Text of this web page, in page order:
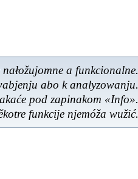
a funkcionalne.
abo k analyzowanju.
pod zapinakom «Info».
funkcije njemóža wužić.